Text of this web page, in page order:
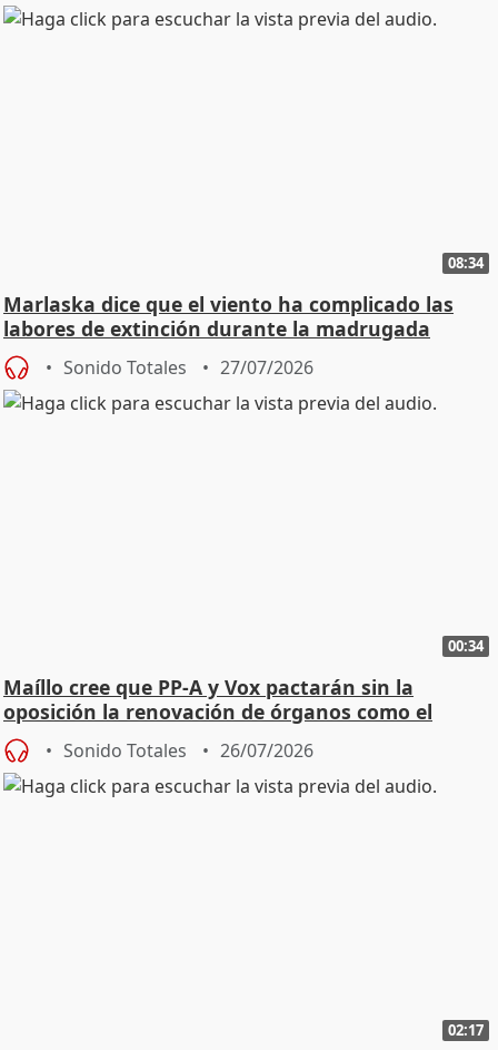
08:34
Marlaska dice que el viento ha complicado las
labores de extinción durante la madrugada
Sonido Totales 27/07/2026
00:34
Maíllo cree que PP-A y Vox pactarán sin la
oposición la renovación de órganos como el
Defensor
Sonido Totales 26/07/2026
02:17